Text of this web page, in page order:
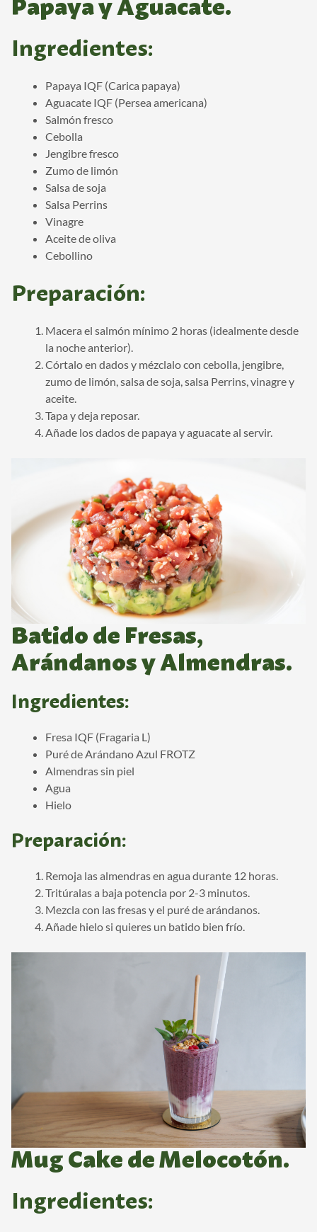
Papaya y Aguacate.
Ingredientes:
Papaya IQF (Carica papaya)
Aguacate IQF (Persea americana)
Salmón fresco
Cebolla
Jengibre fresco
Zumo de limón
Salsa de soja
Salsa Perrins
Vinagre
Aceite de oliva
Cebollino
Preparación:
Macera el salmón mínimo 2 horas (idealmente desde
la noche anterior).
Córtalo en dados y mézclalo con cebolla, jengibre,
zumo de limón, salsa de soja, salsa Perrins, vinagre y
aceite.
Tapa y deja reposar.
Añade los dados de papaya y aguacate al servir.
Batido de Fresas,
Arándanos y Almendras.
Ingredientes:
Fresa IQF (Fragaria L)
Puré de Arándano Azul FROTZ
Almendras sin piel
Agua
Hielo
Preparación:
Remoja las almendras en agua durante 12 horas.
Tritúralas a baja potencia por 2-3 minutos.
Mezcla con las fresas y el puré de arándanos.
Añade hielo si quieres un batido bien frío.
Mug Cake de Melocotón.
Ingredientes: